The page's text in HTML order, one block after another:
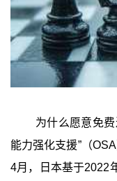
为什么愿意免
能力强化支援”（
4月，日本基于2022